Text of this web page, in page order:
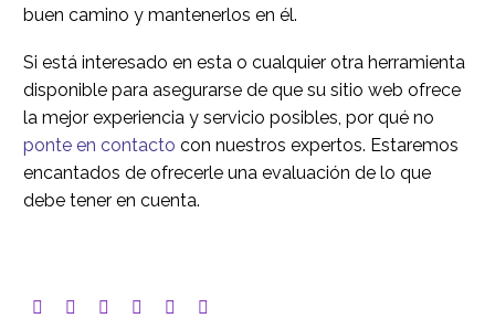
buen camino y mantenerlos en él.
Si está interesado en esta o cualquier otra herramienta
disponible para asegurarse de que su sitio web ofrece
la mejor experiencia y servicio posibles, por qué no
ponte en contacto con nuestros expertos. Estaremos
encantados de ofrecerle una evaluación de lo que
debe tener en cuenta.